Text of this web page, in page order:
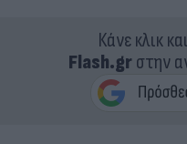
Κάνε κλικ
Flash.grστην